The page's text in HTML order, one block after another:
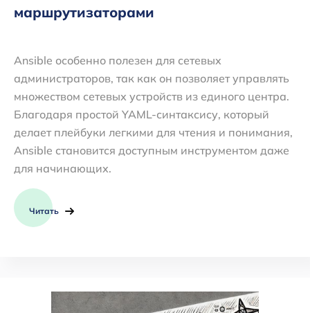
маршрутизаторами
Ansible особенно полезен для сетевых
администраторов, так как он позволяет управлять
множеством сетевых устройств из единого центра.
Благодаря простой YAML-синтаксису, который
делает плейбуки легкими для чтения и понимания,
Ansible становится доступным инструментом даже
для начинающих.
Читать